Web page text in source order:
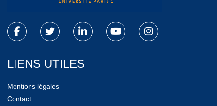
LIENS UTILES
Mentions légales
Contact